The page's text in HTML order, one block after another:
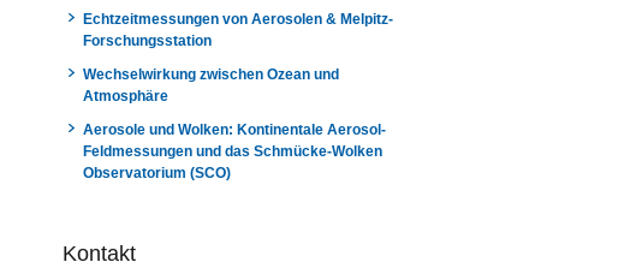
Echtzeitmessungen von Aerosolen & Melpitz-
Forschungsstation
Wechselwirkung zwischen Ozean und
Atmosphäre
Aerosole und Wolken: Kontinentale Aerosol-
Feldmessungen und das Schmücke-Wolken
Observatorium (SCO)
Kontakt